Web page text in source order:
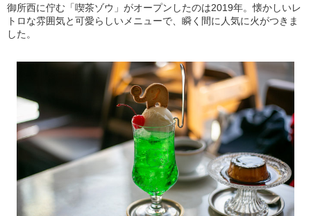
御所西に佇む「喫茶ゾウ」がオープンしたのは2019年。懐かしいレ
トロな雰囲気と可愛らしいメニューで、瞬く間に人気に火がつきま
した。